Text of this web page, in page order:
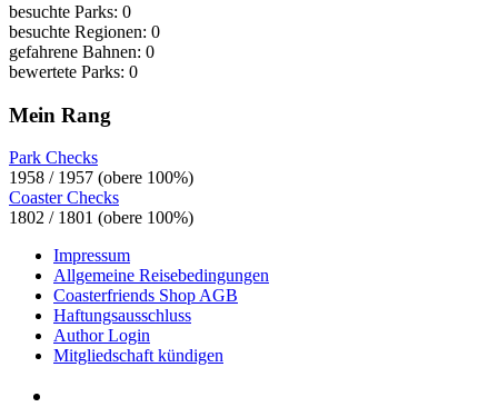
besuchte Parks: 0
besuchte Regionen: 0
gefahrene Bahnen: 0
bewertete Parks: 0
Mein Rang
Park Checks
1958 / 1957 (obere 100%)
Coaster Checks
1802 / 1801 (obere 100%)
Impressum
Allgemeine Reisebedingungen
Coasterfriends Shop AGB
Haftungsausschluss
Author Login
Mitgliedschaft kündigen